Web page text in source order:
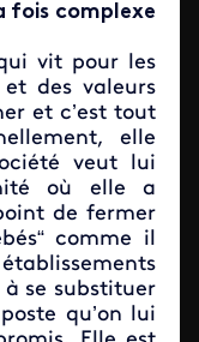
fois complexe
vit pour les
des valeurs
et c’est tout
elle
veut lui
où elle a
de fermer
comme il
se substituer
qu’on lui